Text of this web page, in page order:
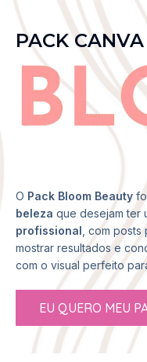
PACK CANVA
O Pack Bloom Beauty
beleza que desejam ter
profissional , com
mostrar resultados e
com o visual perfeito
EU QUERO MEU